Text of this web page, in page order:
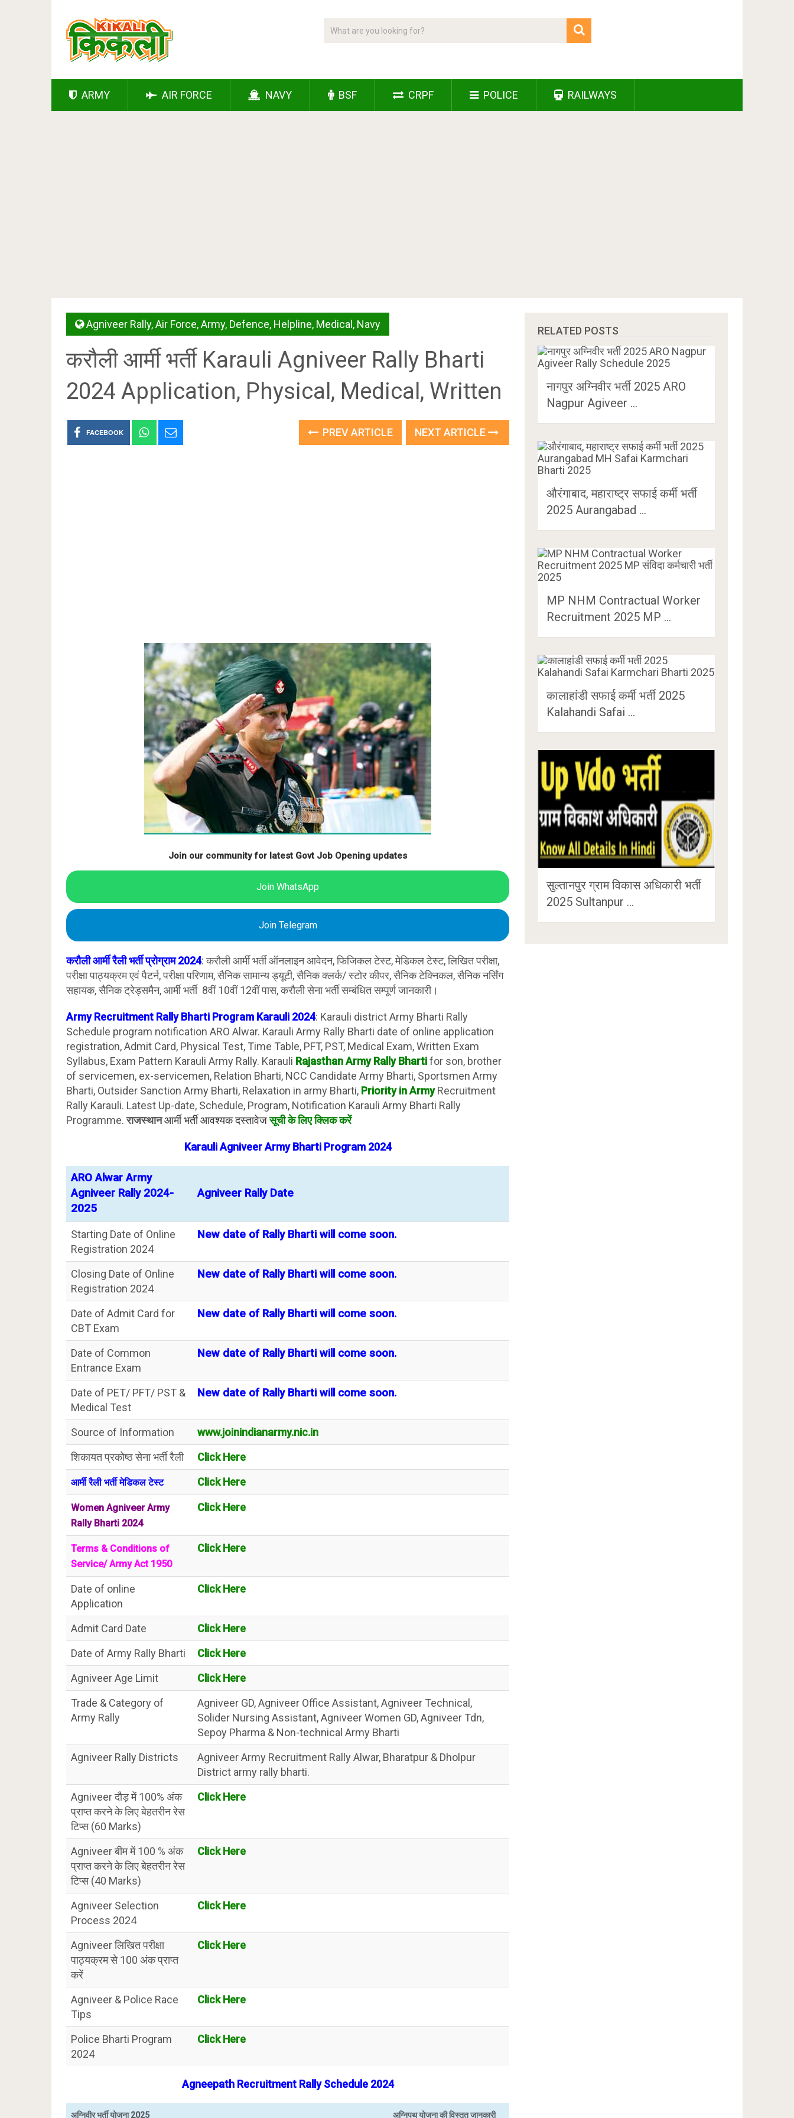
ARMY AIR FORCE NAVY BSF CRPF POLICE RAILWAYS
Agniveer Rally,Air Force,Army, Defence, Helpline, Medical , Navy
करौली आर्मी भर्ती Karauli Agniveer Rally Bharti
2024 Application, Physical, Medical, Written
FACEBOOK PREV ARTICLE NEXT ARTICLE
Join our community for latest Govt Job Opening updates
Join WhatsApp
Join Telegram
करौली आर्मी रैली भर्ती प्रोग्राम 2024: करौली आर्मी भर्ती ऑनलाइन आवेदन, फिजिकल टेस्ट, मेडिकल टेस्ट, लिखित परीक्षा,
परीक्षा पाठ्यक्रम एवं पैटर्न, परीक्षा परिणाम, सैनिक सामान्य ड्यूटी, सैनिक क्लर्क/ स्टोर कीपर, सैनिक टेक्निकल, सैनिक नर्सिंग
सहायक, सैनिक ट्रेड्समैन, आर्मी भर्ती 8वीं 10वीं 12वीं पास, करौली सेना भर्ती सम्बंधित सम्पूर्ण जानकारी।
Army Recruitment Rally Bharti Program Karauli 2024: Karauli district Army Bharti Rally
Schedule program notification ARO Alwar. Karauli Army Rally Bharti date of online application
registration, Admit Card, Physical Test, Time Table, PFT, PST, Medical Exam, Written Exam
Syllabus, Exam Pattern Karauli Army Rally. Karauli Rajasthan Army Rally Bhartifor son, brother
of servicemen, ex-servicemen, Relation Bharti, NCC Candidate Army Bharti, Sportsmen Army
Bharti, Outsider Sanction Army Bharti, Relaxation in army Bharti, Priority in ArmyRecruitment
Rally Karauli. Latest Up-date, Schedule, Program, Notification Karauli Army Bharti Rally
Programme.राजस्थानआर्मी भर्ती आवश्यक दस्तावेजसूची के लिए क्लिक करें
Karauli Agniveer Army Bharti Program 2024
ARO Alwar Army
Agniveer Rally 2024-
2025
Agniveer Rally Date
Starting Date of Online
Registration 2024
New date of Rally Bharti will come soon.
Closing Date of Online
Registration 2024
New date of Rally Bharti will come soon.
Date of Admit Card for
CBT Exam
New date of Rally Bharti will come soon.
Date of Common
Entrance Exam
New date of Rally Bharti will come soon.
Date of PET/ PFT/ PST &
Medical Test
New date of Rally Bharti will come soon.
Source of Information
www.joinindianarmy.nic.in
शिकायत प्रकोष्ठ सेना भर्ती रैली
Click Here
आर्मी रैली भर्ती मेडिकल टेस्ट Click Here
Women Agniveer Army
Rally Bharti 2024
Click Here
Terms & Conditions of
Service/ Army Act 1950
Click Here
Date of online
Application
Click Here
Admit Card Date
Click Here
Date of Army Rally Bharti
Click Here
Agniveer Age Limit
Click Here
Trade & Category of
Army Rally
Agniveer GD, Agniveer Office Assistant, Agniveer Technical,
Solider Nursing Assistant, Agniveer Women GD, Agniveer Tdn,
Sepoy Pharma & Non-technical Army Bharti
Agniveer Rally Districts
Agniveer Army Recruitment Rally Alwar, Bharatpur & Dholpur
District army rally bharti.
Agniveer दौड़ में 100% अंक
प्राप्त करने के लिए बेहतरीन रेस
टिप्स (60 Marks)
Click Here
Agniveer बीम में 100 % अंक
प्राप्त करने के लिए बेहतरीन रेस
टिप्स (40 Marks)
Click Here
Agniveer Selection
Process 2024
Click Here
Agniveer लिखित परीक्षा
पाठ्यक्रम से 100 अंक प्राप्त
करें
Click Here
Agniveer & Police Race
Tips
Click Here
Police Bharti Program
2024
Click Here
Agneepath Recruitment Rally Schedule 2024
अग्निवीर भर्ती योजना 2025 अग्निपथ योजना की विस्तृत जानकारी
RELATED POSTS
नागपुर अग्निवीर भर्ती 2025 ARO
Nagpur Agiveer …
औरंगाबाद, महाराष्ट्र सफाई कर्मी भर्ती
2025 Aurangabad …
MP NHM Contractual Worker
Recruitment 2025 MP …
कालाहांडी सफाई कर्मी भर्ती 2025
Kalahandi Safai …
सुल्तानपुर ग्राम विकास अधिकारी भर्ती
2025 Sultanpur …